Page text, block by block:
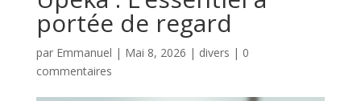
portée de regard
par Emmanuel | Mai 8, 2026 | divers | 0
commentaires